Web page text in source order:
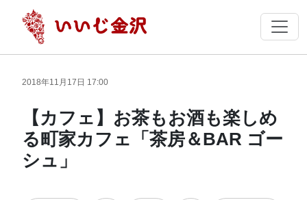
2018年11月17日 17:00
【カフェ】お茶もお酒も楽しめ
る町家カフェ「茶房＆BAR ゴー
シュ」